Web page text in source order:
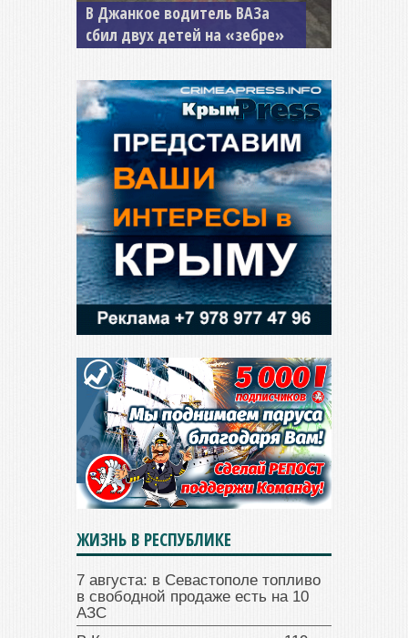
В Джанкое водитель ВАЗа
сбил двух детей на «зебре»
ЖИЗНЬ В РЕСПУБЛИКЕ
7 августа: в Севастополе топливо
в свободной продаже есть на 10
АЗС